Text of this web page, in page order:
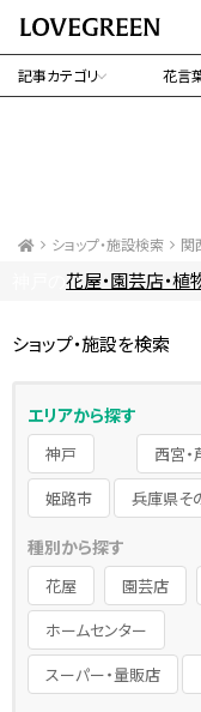
記事カテゴリ 花言
ショップ・施設検索 関
花屋・園芸店・植
ショップ・施設を検索
エリアから探す
神戸 西宮・
姫路市
兵庫県そ
種別から探す
花屋 園芸店
ホームセンター
スーパー・量販店